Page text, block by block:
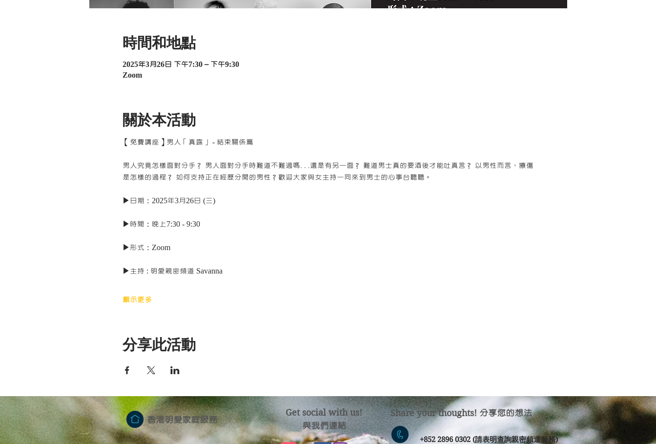
時間和地點
2025年3月26日 下午7:30 – 下午9:30
Zoom
關於本活動
【免費講座】男人「真露」 - 結束關係篇
男人究竟怎樣面對分手？ 男人面對分手時難道不難過嗎…還是有另一面？ 難道男士真的要酒後才能吐真言？ 以男性而言，療傷
是怎樣的過程？ 如何支持正在經歷分開的男性？歡迎大家與女主持一同來到男士的心事台聽聽。
▶️日期：2025年3月26日 (三)
▶️時間：晚上7:30 - 9:30
▶️形式：Zoom
▶️主持 : 明愛親密頻道 Savanna
顯示更多
分享此活動
香港明愛家庭服務
Get social with us!
​​與我們連結
Share your thoughts! 分享您的想法
​ +852 2896 0302 (請表明查詢親密頻道服務)